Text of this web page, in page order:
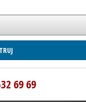
69 69